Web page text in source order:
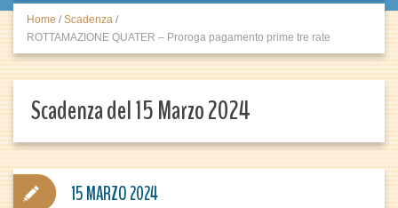
Home / Scadenza /
ROTTAMAZIONE QUATER – Proroga pagamento prime tre rate
Scadenza del 15 Marzo 2024
15 MARZO 2024